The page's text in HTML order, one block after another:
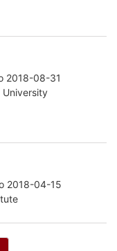
2018-08-31
University
2018-04-15